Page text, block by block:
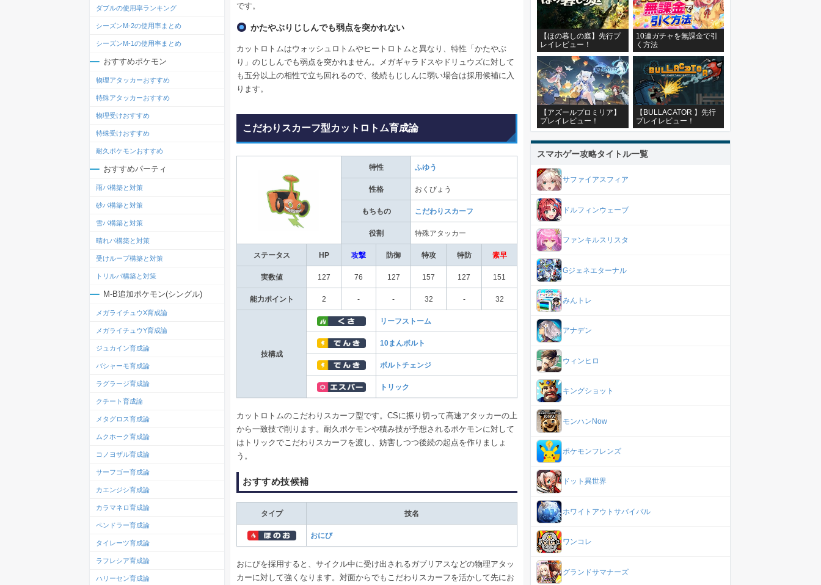
です。
かたやぶりじしんでも弱点を突かれない
カットロトムはウォッシュロトムやヒートロトムと異なり、特性「かたやぶ
り」のじしんでも弱点を突かれません。メガギャラドスやドリュウズに対して
も五分以上の相性で立ち回れるので、後続もじしんに弱い場合は採用候補に入
ります。
こだわりスカーフ型カットロトム育成論
特性 ふゆう
性格 おくびょう
もちもの こだわりスカーフ
役割 特殊アタッカー
ステータス HP 攻撃 防御 特攻 特防 素早
実数値 127 76 127 157 127 151
能力ポイント 2 - - 32 - 32
技構成
リーフストーム
10まんボルト
ボルトチェンジ
トリック
カットロトムのこだわりスカーフ型です。CSに振り切って高速アタッカーの上
から一致技で削ります。耐久ポケモンや積み技が予想されるポケモンに対して
はトリックでこだわりスカーフを渡し、妨害しつつ後続の起点を作りましょ
う。
おすすめ技候補
タイプ 技名
おにび
おにびを採用すると、サイクル中に受け出されるガブリアスなどの物理アタッ
カーに対して強くなります。対面からでもこだわりスカーフを活かして先にお
ダブルの使用率ランキング
シーズンM-2の使用率まとめ
シーズンM-1の使用率まとめ
おすすめポケモン
物理アタッカーおすすめ
特殊アタッカーおすすめ
物理受けおすすめ
特殊受けおすすめ
耐久ポケモンおすすめ
おすすめパーティ
雨パ構築と対策
砂パ構築と対策
雪パ構築と対策
晴れパ構築と対策
受けループ構築と対策
トリルパ構築と対策
M-B追加ポケモン(シングル)
メガライチュウX育成論
メガライチュウY育成論
ジュカイン育成論
バシャーモ育成論
ラグラージ育成論
クチート育成論
メタグロス育成論
ムクホーク育成論
コノヨザル育成論
サーフゴー育成論
カエンジシ育成論
カラマネロ育成論
ペンドラー育成論
タイレーツ育成論
ラフレシア育成論
ハリーセン育成論
【ほの暮しの庭】先行プ
レイレビュー！
10連ガチャを無課金で引
く方法
【アズールプロミリア】
プレイレビュー！
【BULLACATOR 】先行
プレイレビュー！
スマホゲー攻略タイトル一覧
サファイアスフィア
ドルフィンウェーブ
ファンキルスリスタ
Gジェネエターナル
みんトレ
アナデン
ウィンヒロ
キングショット
モンハンNow
ポケモンフレンズ
ドット異世界
ホワイトアウトサバイバル
ワンコレ
グランドサマナーズ